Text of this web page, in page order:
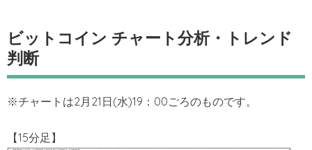
ビットコイン チャート分析・トレンド
判断
※チャートは2月21日(水)19：00ごろのものです。
【15分足】